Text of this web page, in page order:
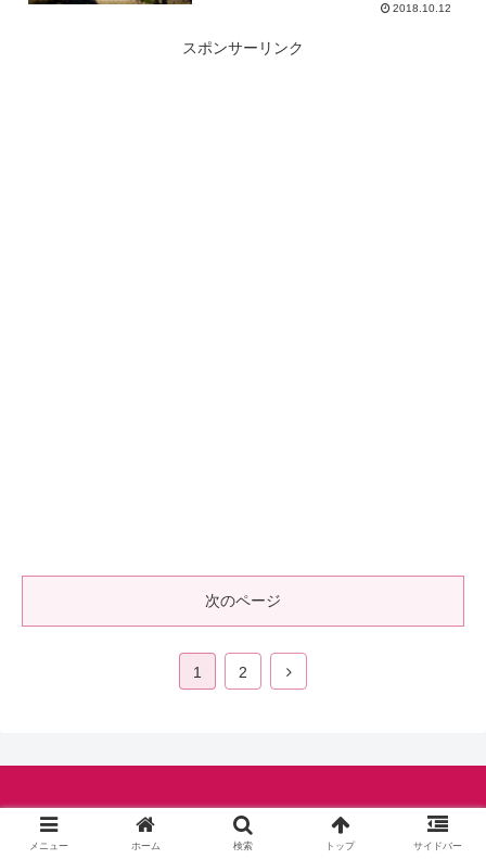
2018.10.12
スポンサーリンク
次のページ
1 2
© シャルロットの伝説.
メニュー ホーム 検索 トップ サイドバー